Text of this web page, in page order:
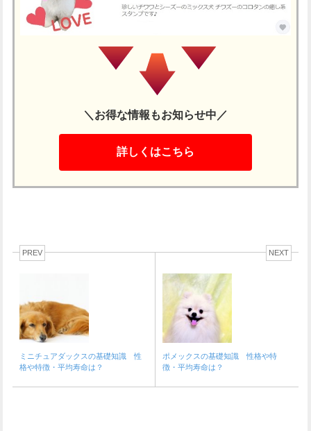
＼お得な情報もお知らせ中／
詳しくはこちら
PREV
ミニチュアダックスの基礎知識 性
格や特徴・平均寿命は？
NEXT
ポメックスの基礎知識 性格や特
徴・平均寿命は？